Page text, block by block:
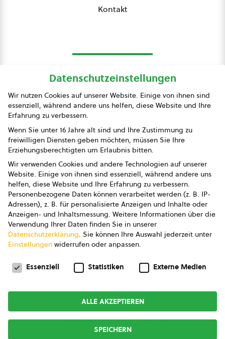
Kontakt
Presse
Impressum
Datenschutz
AGB
AGB Marketing GmbH
AGB Bildung
Newsletter
Copyright © 2026bio austria
Datenschutzeinstellungen
Wir nutzen Cookies auf unserer Website. Einige von ihnen sind
essenziell, während andere uns helfen, diese Website und Ihre
Erfahrung zu verbessern.
Wenn Sie unter 16 Jahre alt sind und Ihre Zustimmung zu
freiwilligen Diensten geben möchten, müssen Sie Ihre
Erziehungsberechtigten um Erlaubnis bitten.
Wir verwenden Cookies und andere Technologien auf unserer
Website. Einige von ihnen sind essenziell, während andere uns
helfen, diese Website und Ihre Erfahrung zu verbessern.
Personenbezogene Daten können verarbeitet werden (z. B. IP-
Adressen), z. B. für personalisierte Anzeigen und Inhalte oder
Anzeigen- und Inhaltsmessung. Weitere Informationen über die
Verwendung Ihrer Daten finden Sie in unserer
Datenschutzerklärung. Sie können Ihre Auswahl jederzeit unter
Einstellungen widerrufen oder anpassen.
Datenschutzeinstellungen
Essenziell Statistiken Externe Medien
ALLE AKZEPTIEREN
SPEICHERN